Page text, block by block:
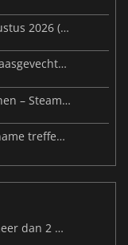
Niuwe Videogames van de week – augustus 2026 (week 32)
Palworld-update maakt Sunreach en baasgevechten stabieler
Microsoft könnte Project Helix neu planen – Steam-Support wackelt
Malware-kaarten en een Discord-overname treffen Meccha Chameleon
Resident Evil Veronica staat nu al op meer dan 2 miljoen verlanglijstjes